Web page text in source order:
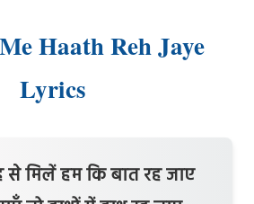
Haath Reh Jaye
Lyrics
मिलें हम कि बात रह जाए